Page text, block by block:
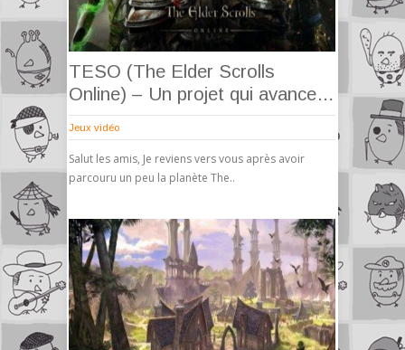
TESO (The Elder Scrolls
Online) – Un projet qui avance…
Jeux vidéo
Salut les amis, Je reviens vers vous après avoir
parcouru un peu la planète The..